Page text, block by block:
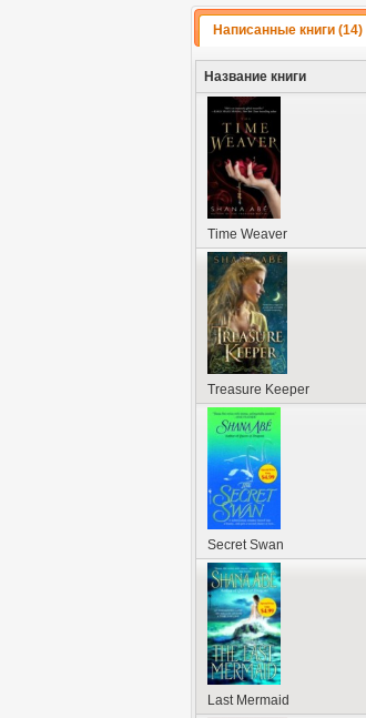
Написанные книги (14)
Название книги
Time Weaver
Treasure Keeper
Secret Swan
Last Mermaid